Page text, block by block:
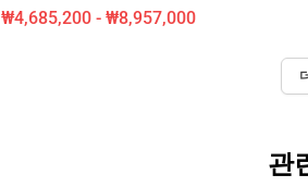
₩4,685,200 - ₩8,957,000
관